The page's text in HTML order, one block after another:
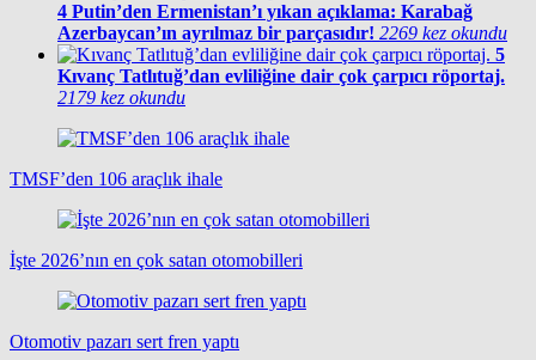
4 Putin’den Ermenistan’ı yıkan açıklama: Karabağ
Azerbaycan’ın ayrılmaz bir parçasıdır! 2269 kez okundu
5
Kıvanç Tatlıtuğ’dan evliliğine dair çok çarpıcı röportaj.
2179 kez okundu
TMSF’den 106 araçlık ihale
İşte 2026’nın en çok satan otomobilleri
Otomotiv pazarı sert fren yaptı